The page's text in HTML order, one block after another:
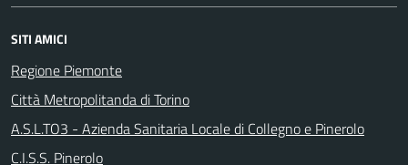
SITI AMICI
Regione Piemonte
Città Metropolitanda di Torino
A.S.L.TO3 - Azienda Sanitaria Locale di Collegno e Pinerolo
C.I.S.S. Pinerolo